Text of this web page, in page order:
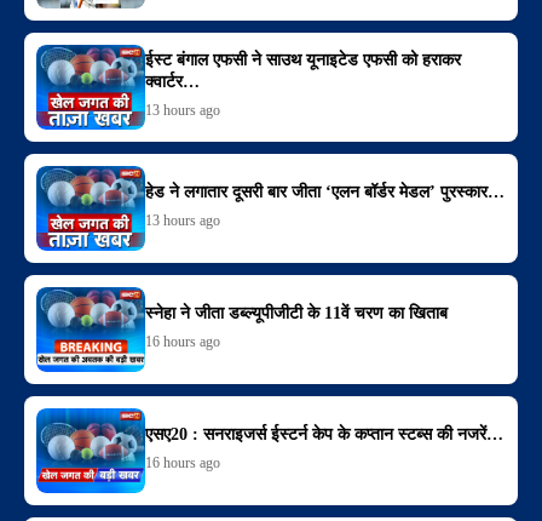
ईस्ट बंगाल एफसी ने साउथ यूनाइटेड एफसी को हराकर
क्वार्टर…
13 hours ago
हेड ने लगातार दूसरी बार जीता ‘एलन बॉर्डर मेडल’ पुरस्कार…
13 hours ago
स्नेहा ने जीता डब्ल्यूपीजीटी के 11वें चरण का खिताब
16 hours ago
एसए20 : सनराइजर्स ईस्टर्न केप के कप्तान स्टब्स की नजरें…
16 hours ago